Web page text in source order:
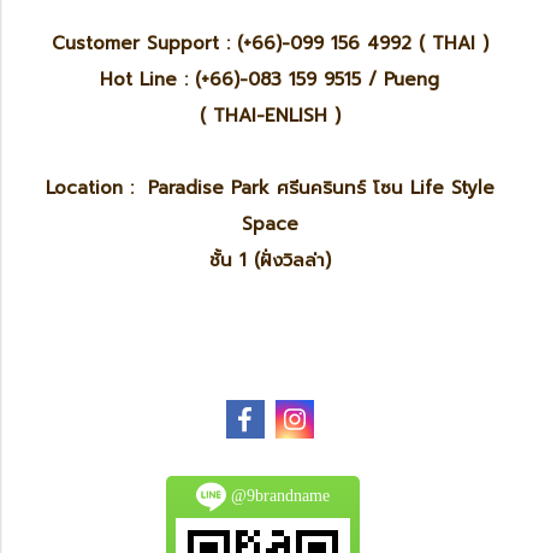
Customer Support : (+66)-099 156 4992 ( THAI )
Hot Line : (+66)-083 159 9515 / Pueng
( THAI-ENLISH )
Location : Paradise Park ศรีนครินทร์ โซน Life Style
Space
ชั้น 1 (ฝั่งวิลล่า)
@9brandname